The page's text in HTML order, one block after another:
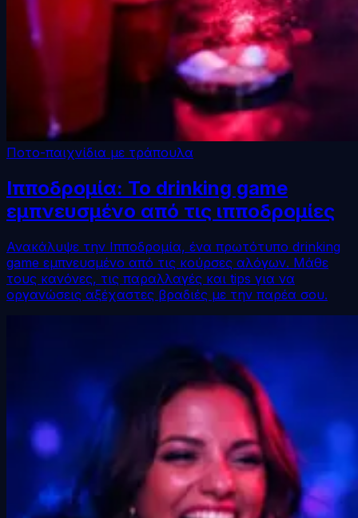
Ποτο-παιχνίδια με τράπουλα
Ιπποδρομία: Το drinking game
εμπνευσμένο από τις ιπποδρομίες
Ανακάλυψε την Ιπποδρομία, ένα πρωτότυπο drinking
game εμπνευσμένο από τις κούρσες αλόγων. Μάθε
τους κανόνες, τις παραλλαγές και tips για να
οργανώσεις αξέχαστες βραδιές με την παρέα σου.